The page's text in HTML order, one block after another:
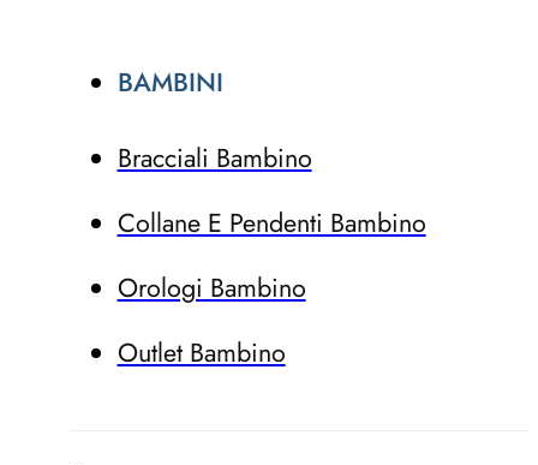
BAMBINI
Bracciali Bambino
Collane E Pendenti Bambino
Orologi Bambino
Outlet Bambino